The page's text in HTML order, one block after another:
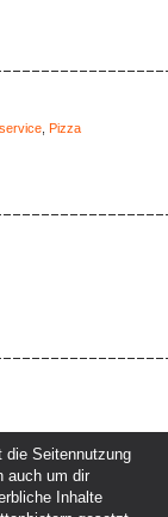
Pizza
Partner
die Seitennutzung
auch um dir
Inhalte